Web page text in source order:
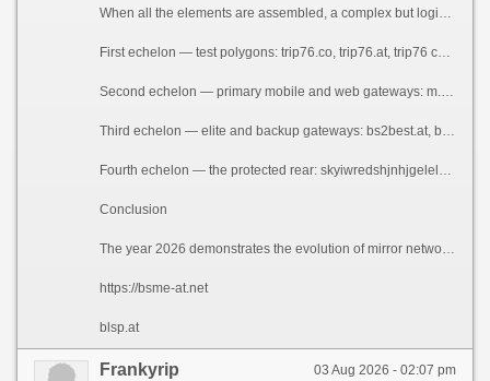
When all the elements are assembled, a complex but logical system emerges:
First echelon — test polygons: trip76.co, trip76.at, trip76 co, trip76 at. This is where new configurations are born.
Second echelon — primary mobile and web gateways: m.blsp.at, blsp.at, blsp at, m.blsp at, m blsp at. These are the daily working addresses for the majority of users.
Third echelon — elite and backup gateways: bs2best.at, bs2web.at, bs2best at, bs2web at. These are used in case of overload or blocking of the second echelon.
Fourth echelon — the protected rear: skyiwredshjnhjgeleladu7m7mgpuxgsnfxzhncwtvmhr7l5bniutayd.onion and its spaced version skyiwredshjnhjgeleladu7m7mgpuxgsnfxzhncwtvmhr7l5bniutayd onion. This is the last line of defense, operating even when all regular domains are completely offline.
Conclusion
The year 2026 demonstrates the evolution of mirror networks from simple numbered series (as with the \"slon\" domains) to complex multi-layered architectures with clearly defined functional divisions. blsp.at, bs2best.at, bs2web.at, and the enigmatic skyiwredshjnhj...onion are no longer just links — they are a fully-fledged ecosystem where each element performs a strictly defined role. However, experts warn: the more complex the system, the more vulnerable its users. Fraudsters can easily copy this architecture, creating fake blsp.at clones, phishing bs2best.at look-alikes, and malicious replicas of the long .onion address. The only reliable defense in 2026 remains the same as always: vigilance, caution, and the simple refusal to trust any address from these growing lists.
https://bsme-at.net
blsp.at
03 Aug 2026 - 02:07 pm
Frankyrip